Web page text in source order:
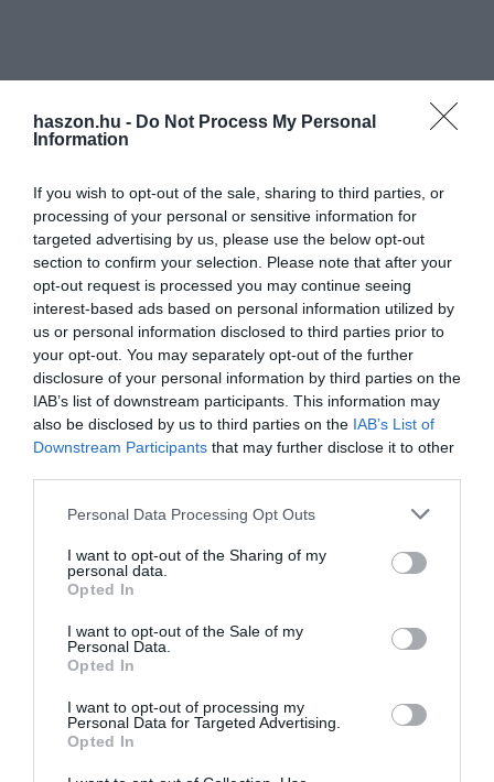
haszon.hu - Do Not Process My Personal
Information
If you wish to opt-out of the sale, sharing to third parties, or
processing of your personal or sensitive information for
targeted advertising by us, please use the below opt-out
section to confirm your selection. Please note that after your
opt-out request is processed you may continue seeing
interest-based ads based on personal information utilized by
us or personal information disclosed to third parties prior to
your opt-out. You may separately opt-out of the further
disclosure of your personal information by third parties on the
IAB’s list of downstream participants. This information may
also be disclosed by us to third parties on the IAB’s List of
Downstream Participants that may further disclose it to other
Please note that this website/app uses one or more Google
not limited to your visit or usage behaviour. You may click to
grant or deny consent to Google and its third-party tags to
use your data for below specified purposes in below Google
consent section.
Personal Data Processing Opt Outs
I want to opt-out of the Sharing of my
personal data.
Opted In
I want to opt-out of the Sale of my
Personal Data.
Opted In
I want to opt-out of processing my
Personal Data for Targeted Advertising.
Opted In
Ismert magyar cég részvényeit manipulálta,
Az MNB 10 millió forint piacfelügyeleti bírságot szabott ki egy